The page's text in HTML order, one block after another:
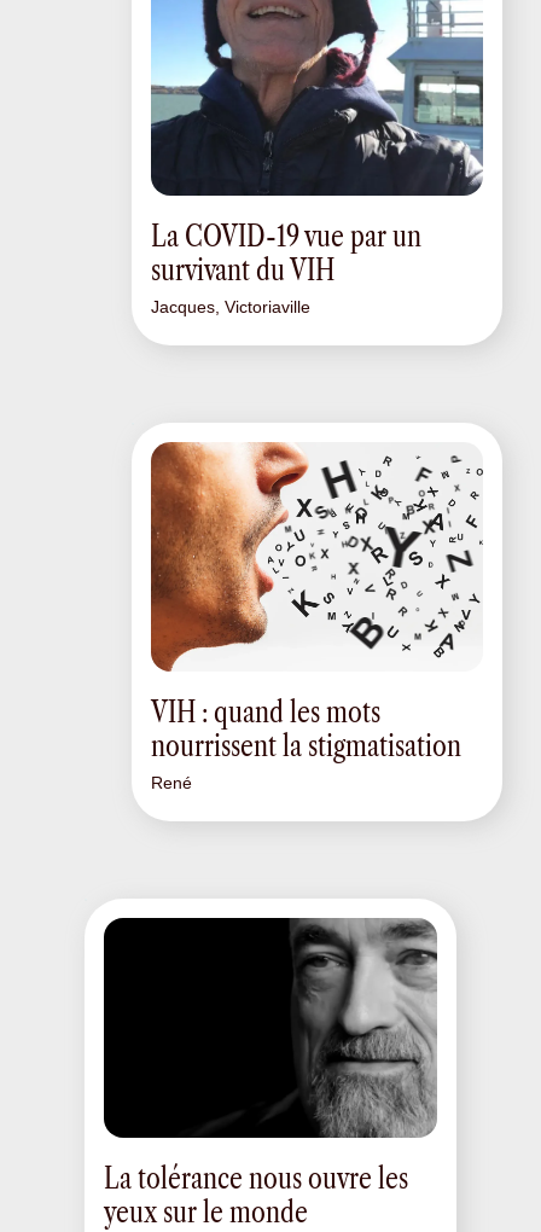
La COVID-19 vue par un
survivant du VIH
Jacques, Victoriaville
VIH : quand les mots
nourrissent la stigmatisation
René
La tolérance nous ouvre les
yeux sur le monde